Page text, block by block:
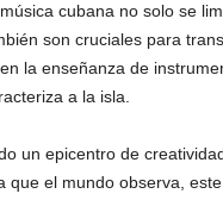
cubana no solo se
son cruciales para
la enseñanza de
a la isla.
un epicentro de
que el mundo observa,